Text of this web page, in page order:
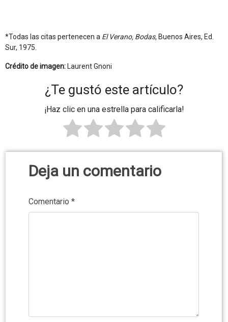
*Todas las citas pertenecen a El Verano, Bodas, Buenos Aires, Ed.
Sur, 1975.
Crédito de imagen: Laurent Gnoni
¿Te gustó este artículo?
¡Haz clic en una estrella para calificarla!
Deja un comentario
Comentario *